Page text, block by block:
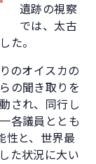
遺跡の視察
では、太古
た。
のオイスカの
の聞き取りを
され、同行し
各議員ととも
性と、世界最
た状況に大い